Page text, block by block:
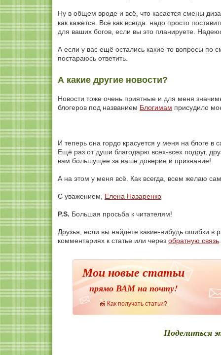
Ну в общем вроде и всё, что касается смены
как кажется. Всё как всегда: надо просто
для ваших богов, если вы это планируете.
А если у вас ещё остались какие-то вопросы по
постараюсь ответить.
А какие другие новости?
Новости тоже очень приятные и для меня
блогеров под названием Блогимам присудило
И теперь она гордо красуется у меня на блоге в
Ещё раз от души благодарю всех-всех подруг,
вам большущее за ваше доверие и признание!
А на этом у меня всё. Как всегда, всем желаю
С уважением, Елена Назаренко
P.S. Большая просьба к читателям!
Друзья, если вы найдёте какие-нибудь ошибки в
комментариях к статье или через обратную связь
Мои новые статьи
прямо ВАМ на почту!
Как получать статьи?
Поделиться